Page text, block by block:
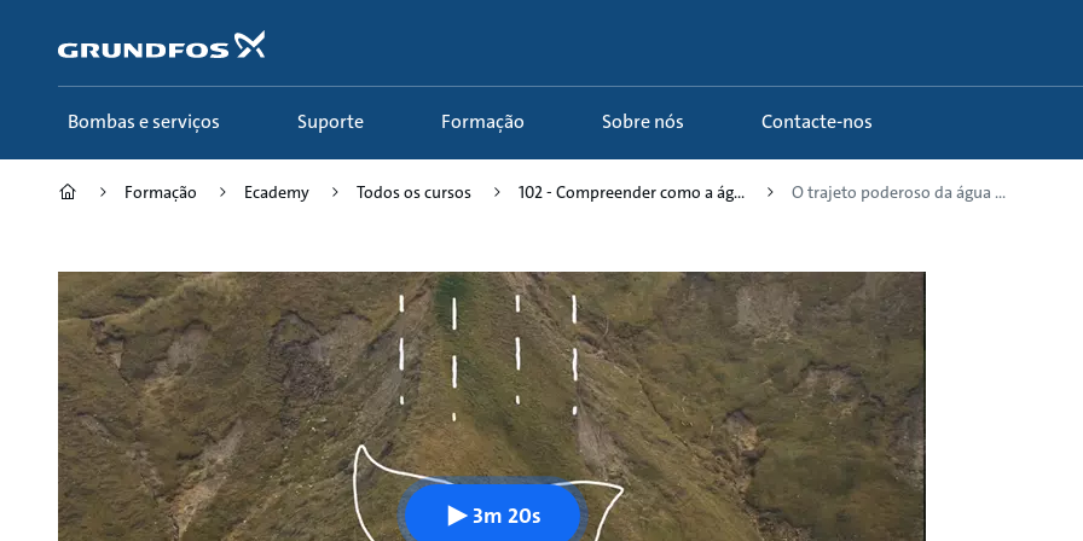
conteúdo
principal
Bombas e serviços Suporte Formação Sobre nós Contacte-nos
Formação Ecademy Todos os cursos 102 - Compreender como a ág... O trajeto poderoso da água ...
3m 20s